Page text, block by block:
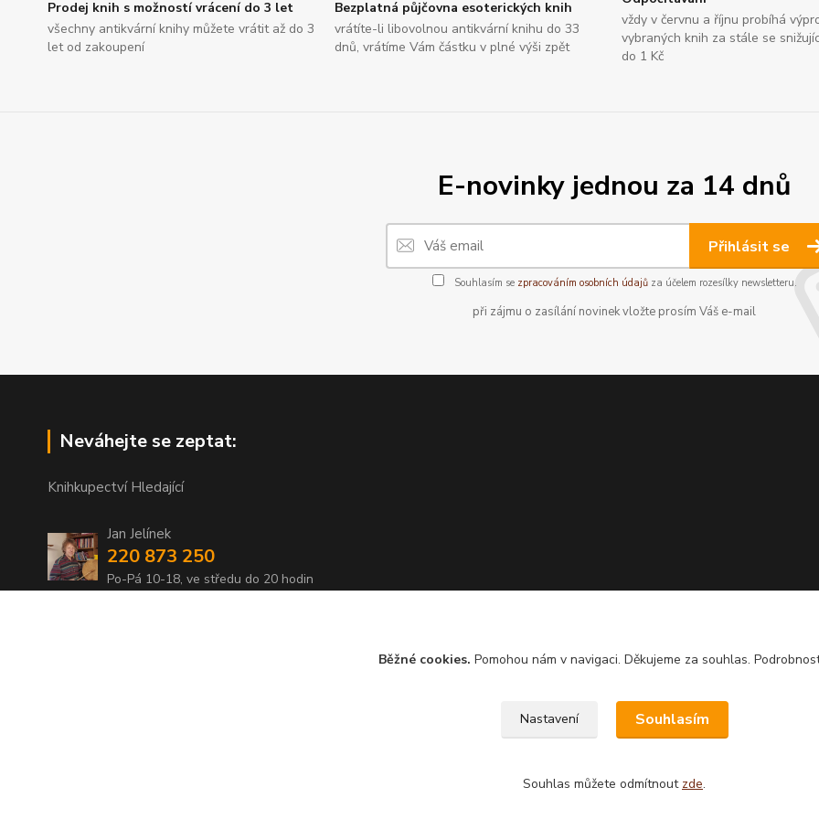
Prodej knih s možností vrácení do 3 let
všechny antikvární knihy můžete vrátit až do 3
let od zakoupení
Bezplatná půjčovna esoterických knih
vrátíte-li libovolnou antikvární knihu do 33
dnů, vrátíme Vám částku v plné výši zpět
vždy v červnu a říjnu probíhá
vybraných knih za stále se
do 1 Kč
E-novinky jednou za 14 dnů
Přihlásit se
Souhlasím se zpracováním osobních údajůza účelem rozesílky newsletteru.
při zájmu o zasílání novinek vložte prosím Váš e-mail
Neváhejte se zeptat:
Knihkupectví Hledající
Jan Jelínek
220 873 250
Po-Pá 10-18, ve středu do 20 hodin
Běžné cookies. Pomohou nám v navigaci. Děkujeme za souhlas.
Nastavení Souhlasím
Souhlas můžete odmítnout zde.